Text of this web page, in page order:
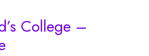
College –